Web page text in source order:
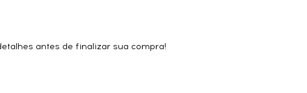
antes de finalizar sua compra!